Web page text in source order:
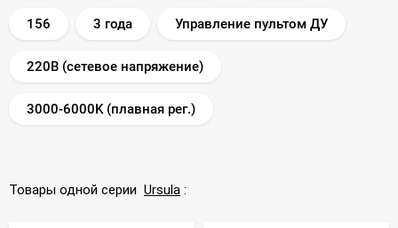
156 3 года Управление пультом ДУ
220В (сетевое напряжение)
3000-6000K (плавная рег.)
Товары одной серии Ursula :